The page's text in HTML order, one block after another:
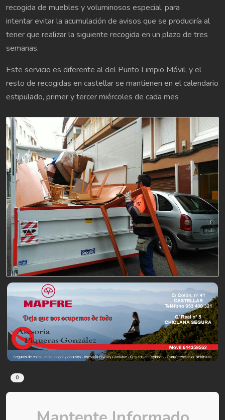
recogida de muebles y voluminosos especial, para
intentar evitar la acumulación de avisos que se produciría al
tener que realizar la siguiente recogida en un plazo de tres
semanas.
Este servicio es diferente al del Punto Limpio Móvil, y el
resto de recogidas en castellar se mantienen en el calendario
estipulado, primer y tercer miércoles de cada mes
0